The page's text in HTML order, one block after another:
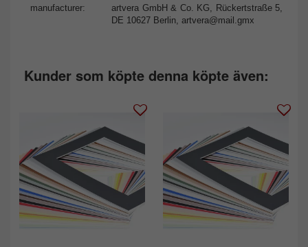
manufacturer:
artvera GmbH & Co. KG, Rückertstraße 5,
DE 10627 Berlin, artvera@mail.gmx
Kunder som köpte denna köpte även: